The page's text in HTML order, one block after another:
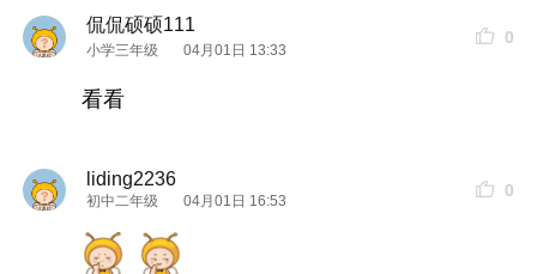
侃侃硕硕111
小学三年级 04月01日 13:33
0
看看
liding2236
初中二年级 04月01日 16:53
0